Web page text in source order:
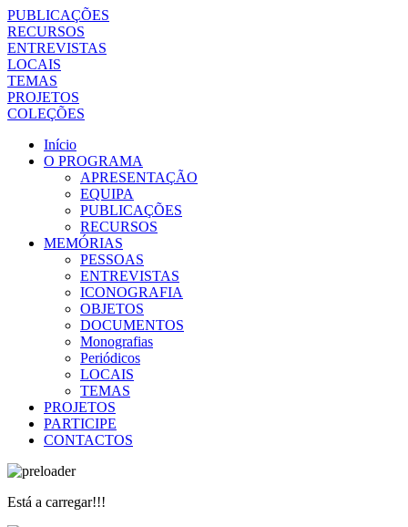
PUBLICAÇÕES
RECURSOS
ENTREVISTAS
LOCAIS
TEMAS
PROJETOS
COLEÇÕES
Início
O PROGRAMA
APRESENTAÇÃO
EQUIPA
PUBLICAÇÕES
RECURSOS
MEMÓRIAS
PESSOAS
ENTREVISTAS
ICONOGRAFIA
OBJETOS
DOCUMENTOS
Monografias
Periódicos
LOCAIS
TEMAS
PROJETOS
PARTICIPE
CONTACTOS
Está a carregar!!!